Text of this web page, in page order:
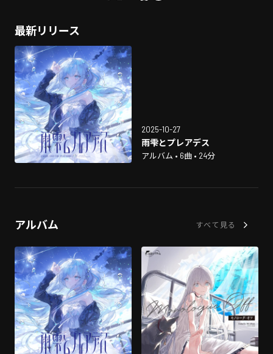
最新リリース
2025-10-27
雨雫とプレアデス
アルバム • 6曲 • 24分
アルバム すべて見る